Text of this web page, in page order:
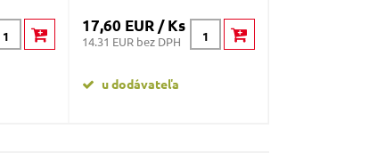
17,60 EUR / Ks
14.31 EUR bez DPH
u dodávateľa